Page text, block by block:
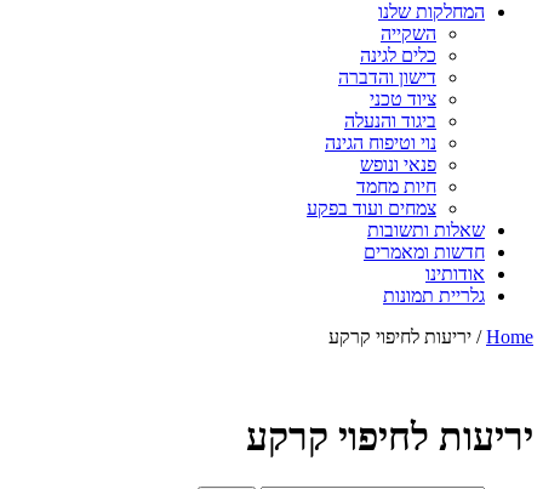
המחלקות שלנו
השקייה
כלים לגינה
דישון והדברה
ציוד טכני
ביגוד והנעלה
נוי וטיפוח הגינה
פנאי ונופש
חיות מחמד
צמחים ועוד בפקע
שאלות ותשובות
חדשות ומאמרים
אודותינו
גלריית תמונות
Home/ יריעות לחיפוי קרקע
יריעות לחיפוי קרקע